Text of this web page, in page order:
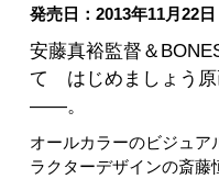
発売日：2013年11月22日
安藤真裕監督＆
て はじめましょう原
――。
オールカラーのビジュア
ラクターデザインの斎藤